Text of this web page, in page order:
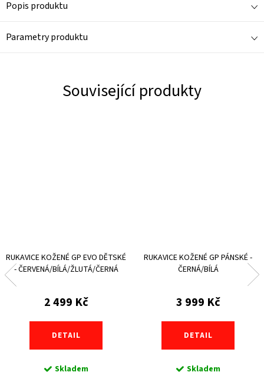
Popis produktu
Parametry produktu
Související produkty
RUKAVICE KOŽENÉ GP EVO DĚTSKÉ
- ČERVENÁ/BÍLÁ/ŽLUTÁ/ČERNÁ
2 499 Kč
DETAIL
Skladem
RUKAVICE KOŽENÉ GP PÁNSKÉ -
ČERNÁ/BÍLÁ
3 999 Kč
DETAIL
Skladem